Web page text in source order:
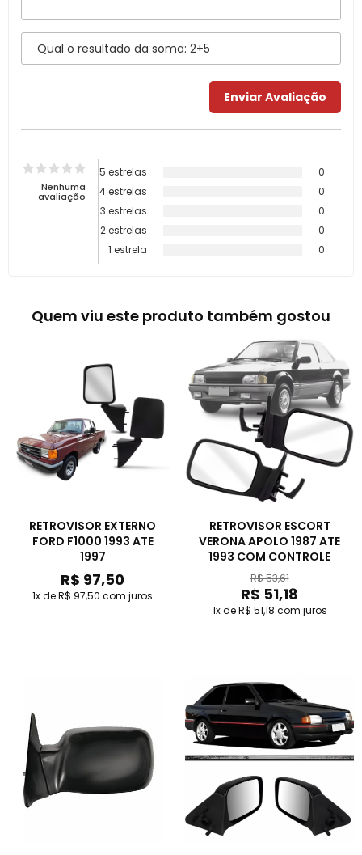
Nenhuma
avaliação
5 estrelas
0
4 estrelas
0
3 estrelas
0
2 estrelas
0
1 estrela
0
Quem viu este produto também gostou
RETROVISOR EXTERNO
FORD F1000 1993 ATE
1997
R$ 97,50
1x de R$ 97,50 com juros
RETROVISOR ESCORT
VERONA APOLO 1987 ATE
1993 COM CONTROLE
R$ 53,61
R$ 51,18
1x de R$ 51,18 com juros